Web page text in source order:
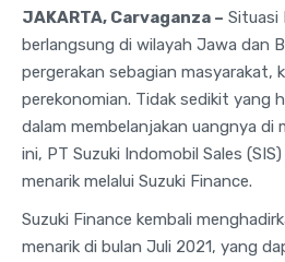
JAKARTA, Carvaganza – Situasi
berlangsung di wilayah Jawa dan
pergerakan sebagian masyarakat,
perekonomian. Tidak sedikit yang
dalam membelanjakan uangnya di
ini, PT Suzuki Indomobil Sales
menarik melalui Suzuki Finance.
Suzuki Finance kembali
menarik di bulan Juli 2021, yang